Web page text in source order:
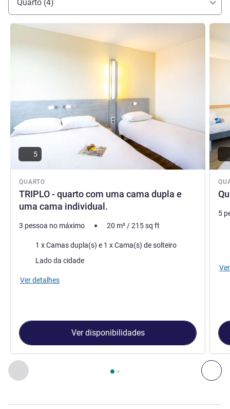
Quarto (4)
Anterior - Quarto
Página , Quarto 1 : TRIPLO - quarto com uma cama
QUARTO
TRIPLO - quarto com uma cama dupla e
uma cama individual.
Ver detalhes
5
3 pessoa no máximo 20 m²/215sq ft
Cama
1 x Camas dupla(s) e 1 x Cama(s) de solteiro
Vistas:Lado da cidade
Ver detalhes
Ver disponibilidades
Ver
5